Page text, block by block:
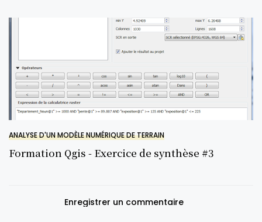
ANALYSE D'UN MODÈLE NUMÉRIQUE DE TERRAIN
Formation Qgis - Exercice de synthèse #3
Enregistrer un commentaire